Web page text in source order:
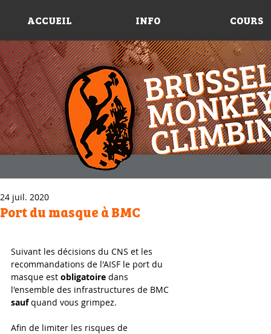
ACCUEIL INFO COURS
Port du masque à BMC
24 juil. 2020
Suivant les décisions du CNS et les
recommandations de l'AISF le port du
masque est obligatoire dans
l'ensemble des infrastructures de BMC
sauf quand vous grimpez.
Afin de limiter les risques de